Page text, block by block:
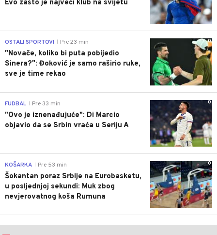
Evo zašto je najveći klub na svijetu
0
OSTALI SPORTOVI Pre 23 min
"Novače, koliko bi puta pobijedio
Sinera?": Đoković je samo raširio ruke,
sve je time rekao
0
FUDBAL Pre 33 min
"Ovo je iznenađujuće": Di Marcio
objavio da se Srbin vraća u Seriju A
0
KOŠARKA Pre 53 min
Šokantan poraz Srbije na Eurobasketu,
u posljednjoj sekundi: Muk zbog
nevjerovatnog koša Rumuna